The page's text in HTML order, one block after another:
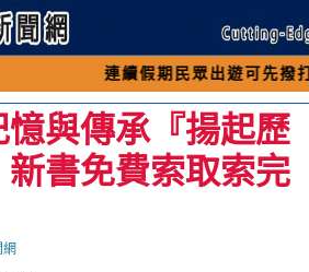
續假期民眾出遊可先撥打交通 「
與傳承『揚起歷
新書免費索取索完
網